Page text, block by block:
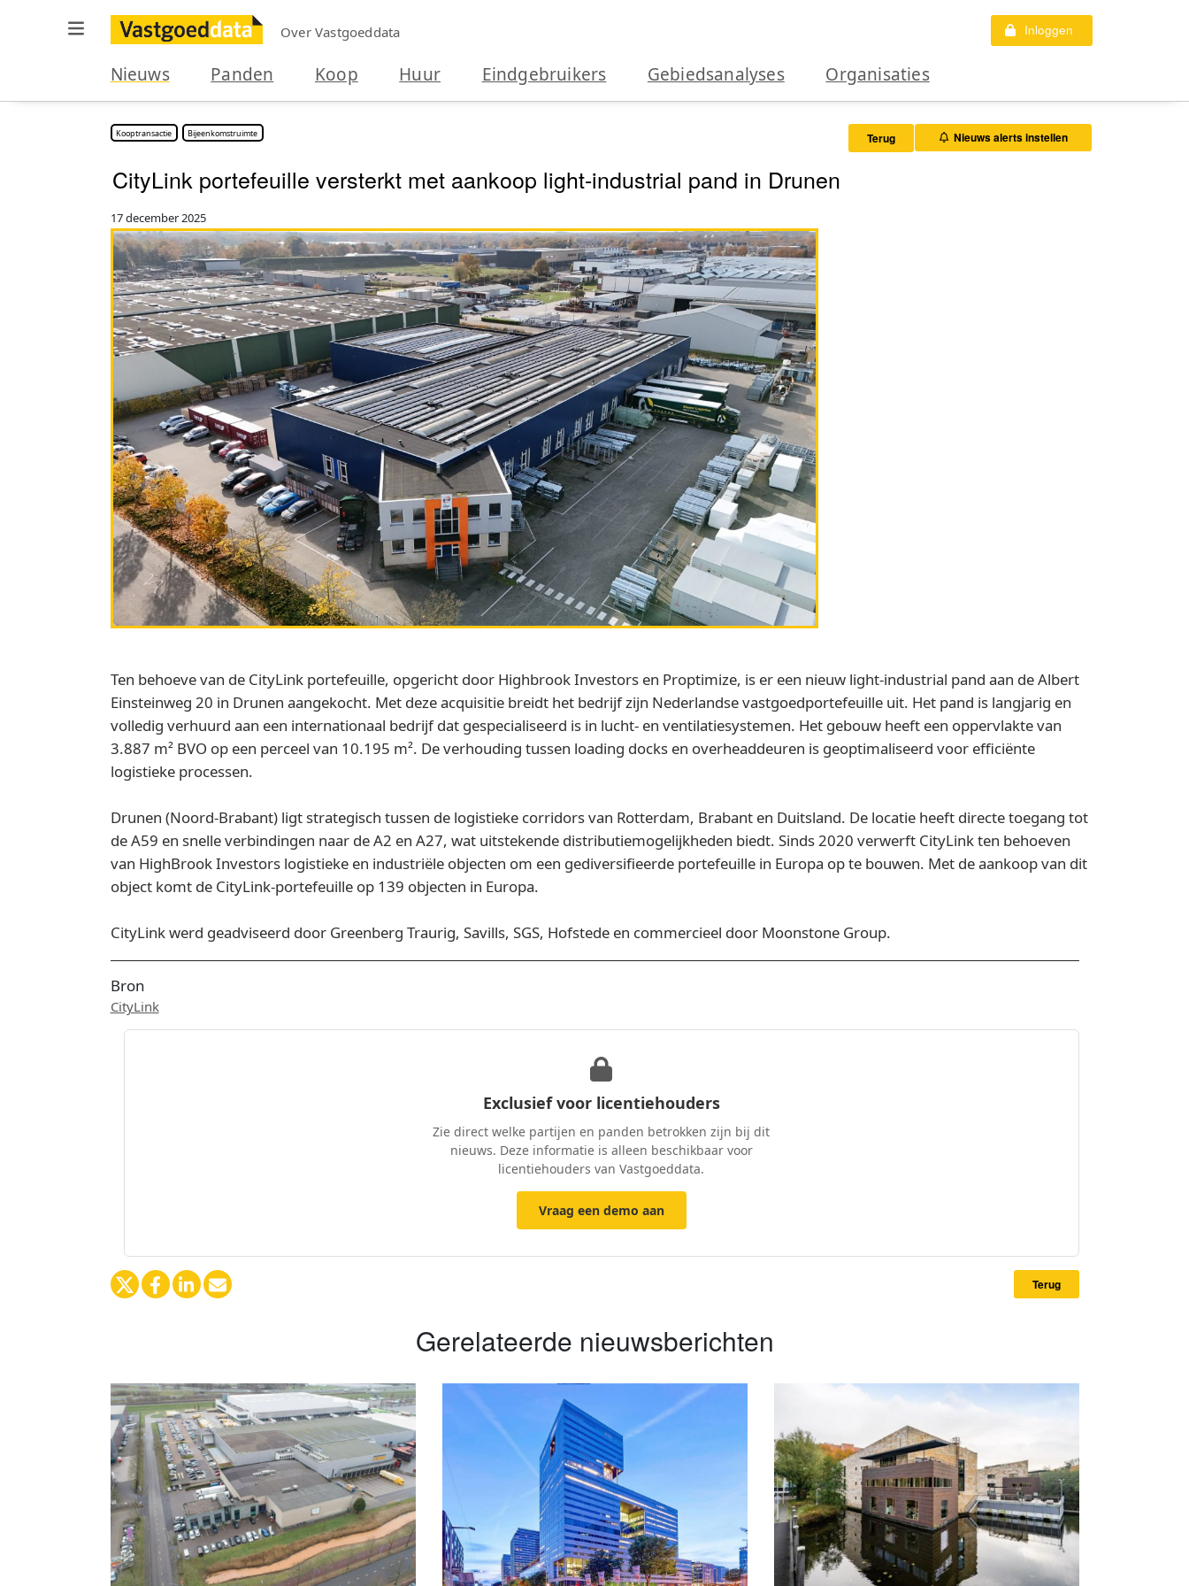
Over Vastgoeddata Inloggen
Nieuws Panden Koop Huur Eindgebruikers Gebiedsanalyses Organisaties
Kooptransactie Bijeenkomstruimte Terug Nieuws alerts instellen
CityLink portefeuille versterkt met aankoop light-industrial pand in Drunen
17 december 2025
Ten behoeve van de CityLink portefeuille, opgericht door Highbrook Investors en Proptimize, is er een nieuw light-industrial pand aan de Albert
Einsteinweg 20 in Drunen aangekocht. Met deze acquisitie breidt het bedrijf zijn Nederlandse vastgoedportefeuille uit. Het pand is langjarig en
volledig verhuurd aan een internationaal bedrijf dat gespecialiseerd is in lucht- en ventilatiesystemen. Het gebouw heeft een oppervlakte van
3.887 m² BVO op een perceel van 10.195 m². De verhouding tussen loading docks en overheaddeuren is geoptimaliseerd voor efficiënte
logistieke processen.
Drunen (Noord-Brabant) ligt strategisch tussen de logistieke corridors van Rotterdam, Brabant en Duitsland. De locatie heeft directe toegang tot
de A59 en snelle verbindingen naar de A2 en A27, wat uitstekende distributiemogelijkheden biedt. Sinds 2020 verwerft CityLink ten behoeven
van HighBrook Investors logistieke en industriële objecten om een gediversifieerde portefeuille in Europa op te bouwen. Met de aankoop van dit
object komt de CityLink-portefeuille op 139 objecten in Europa.
CityLink werd geadviseerd door Greenberg Traurig, Savills, SGS, Hofstede en commercieel door Moonstone Group.
Bron
CityLink
Exclusief voor licentiehouders
Zie direct welke partijen en panden betrokken zijn bij dit
nieuws. Deze informatie is alleen beschikbaar voor
licentiehouders van Vastgoeddata.
Vraag een demo aan
Terug
Gerelateerde nieuwsberichten